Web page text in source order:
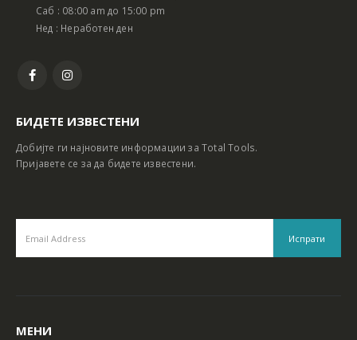
Саб : 08:00 am до 15:00 pm
Нед : Неработен ден
БИДЕТЕ ИЗВЕСТЕНИ
Добијте ги најновите информации за Total Tools.
Пријавете се за да бидете известени.
МЕНИ